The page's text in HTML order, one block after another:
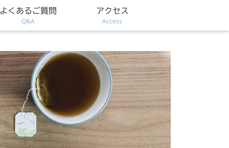
よくあるご質問
Q&A
アクセス
Access